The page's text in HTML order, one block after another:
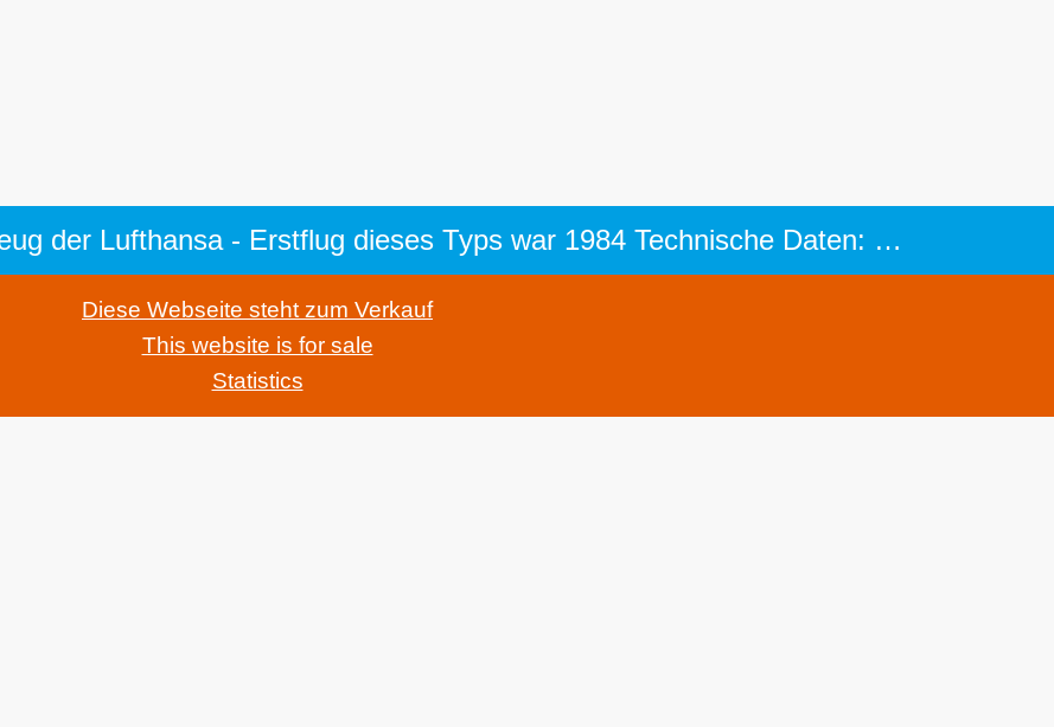
Boeing 737-300: Passagierflugzeug der Lufthansa - Erstflug dieses Typs war 1984 Technische Daten: alle Antennen: 737-300
Diese Webseite steht zum Verkauf
This website is for sale
Statistics